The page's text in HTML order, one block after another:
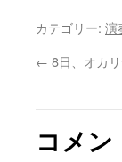
カテゴリー: 演
← 8日、オカ
コメ